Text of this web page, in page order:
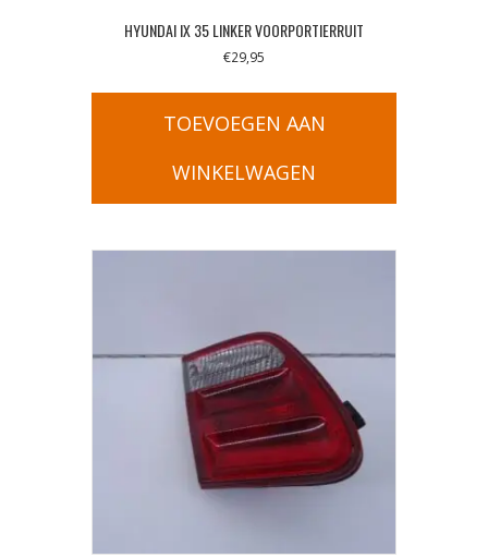
HYUNDAI IX 35 LINKER VOORPORTIERRUIT
€29,95
TOEVOEGEN AAN
WINKELWAGEN